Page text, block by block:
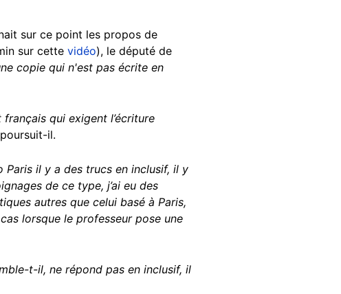
sur ce point les propos de
sur cette vidéo), le député de
copie qui n'est pas écrite en
qui exigent l’écriture
il.
Paris il y a des trucs en inclusif, il y
de ce type, j’ai eu des
autres que celui basé à Paris,
lorsque le professeur pose une
t-il, ne répond pas en inclusif, il